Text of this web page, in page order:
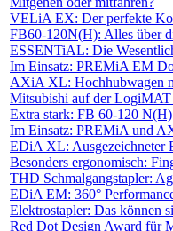
VELiA EX: Der perfekte
FB60-120N(H): Alles über
ESSENTiAL: Die
Im Einsatz: PREMiA EM
AXiA XL: Hochhubwagen
Mitsubishi auf der
Extra stark: FB 60-120 N(H)
Im Einsatz: PREMiA und
EDiA XL: Ausgezeichneter
Besonders ergonomisch:
THD Schmalgangstapler:
EDiA EM: 360°
Elektrostapler: Das können
Red Dot Design Award für